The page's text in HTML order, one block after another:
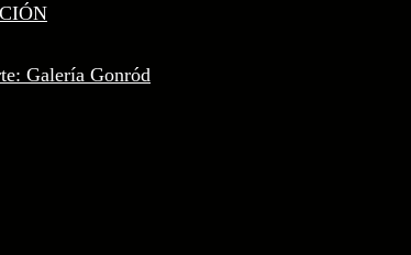
Galería Gonród